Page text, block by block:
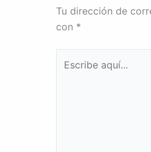
Tu dirección de
con *
aquí...